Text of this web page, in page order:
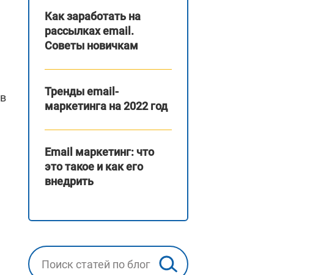
Как заработать на
рассылках email.
Советы новичкам
Тренды email-
маркетинга на 2022 год
Email маркетинг: что
это такое и как его
внедрить